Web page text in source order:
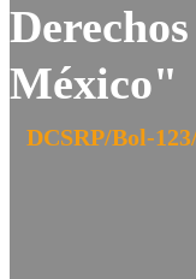
México"
DCSRP/Bol-